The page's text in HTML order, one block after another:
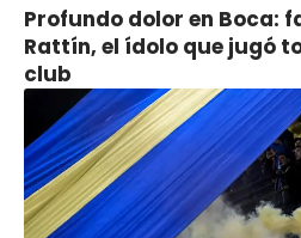
Profundo dolor en Boca:
Rattín, el ídolo que jugó
club